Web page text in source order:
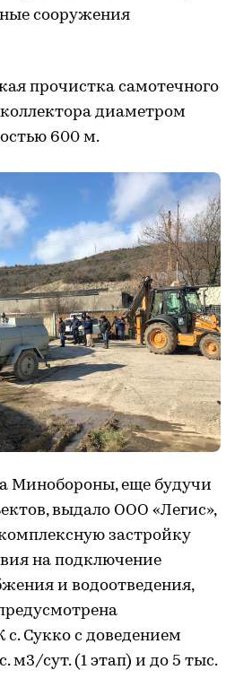
сооружения
прочистка самотечного
диаметром
600 м.
Минобороны, еще будучи
выдало ООО «Легис»,
застройку
на подключение
и водоотведения,
Сукко с доведением
м3/сут. (1 этап) и до 5 тыс.